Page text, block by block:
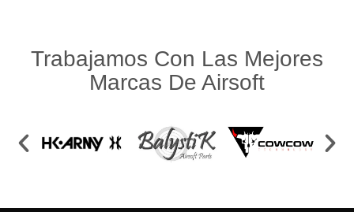
Trabajamos Con Las Mejores
Marcas De Airsoft